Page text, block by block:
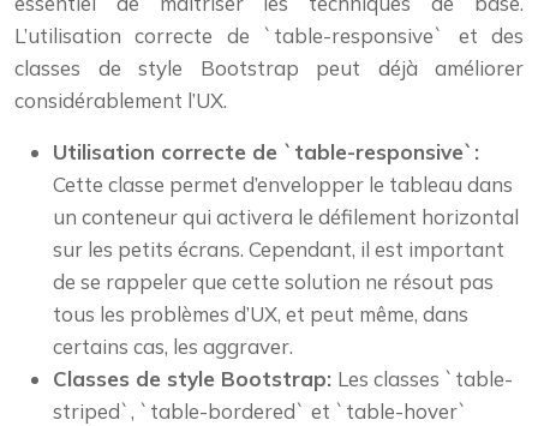
L’utilisation correcte de `table-responsive` et des
classes de style Bootstrap peut déjà améliorer
considérablement l’UX.
Utilisation correcte de `table-responsive`:
Cette classe permet d’envelopper le tableau dans
un conteneur qui activera le défilement horizontal
sur les petits écrans. Cependant, il est important
de se rappeler que cette solution ne résout pas
tous les problèmes d’UX, et peut même, dans
certains cas, les aggraver.
Classes de style Bootstrap: Les classes `table-
striped`, `table-bordered` et `table-hover`